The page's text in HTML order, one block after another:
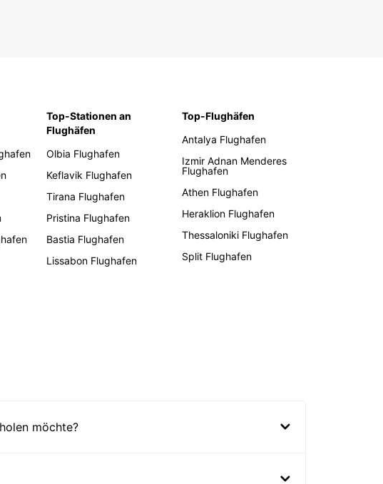
Top-Stationen an
Flughäfen
Olbia Flughafen
Keflavik Flughafen
Tirana Flughafen
Pristina Flughafen
Bastia Flughafen
Lissabon Flughafen
Top-Flughäfen
Antalya Flughafen
Izmir Adnan Menderes
Flughafen
Athen Flughafen
Heraklion Flughafen
Thessaloniki Flughafen
Split Flughafen
möchte?